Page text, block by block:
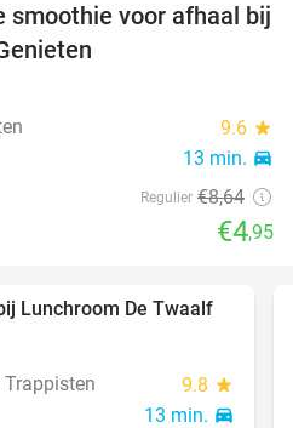
43%
smoothie voor afhaal bij
9.6 star
13 min. directions_car
Regulier €8,64
€4,95
40%
Lunchroom De Twaalf
9.8 star
13 min. directions_car